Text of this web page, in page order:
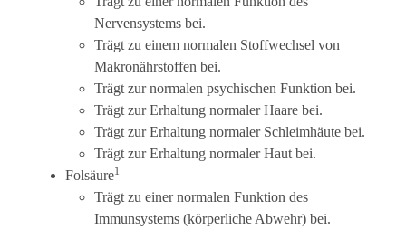
Nervensystems bei.
Trägt zu einem normalen Stoffwechsel von
Makronährstoffen bei.
Trägt zur normalen psychischen Funktion bei.
Trägt zur Erhaltung normaler Haare bei.
Trägt zur Erhaltung normaler Schleimhäute bei.
Trägt zur Erhaltung normaler Haut bei.
Folsäure1
Trägt zu einer normalen Funktion des
Immunsystems (körperliche Abwehr) bei.